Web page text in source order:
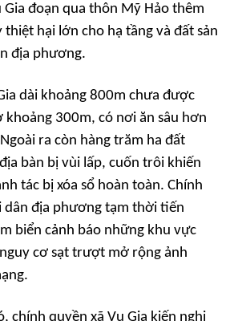
Gia đoạn qua thôn Mỹ Hảo thêm
hại lớn cho hạ tầng và đất sản
địa phương.
dài khoảng 800m chưa được
khoảng 300m, có nơi ăn sâu hơn
ra còn hàng trăm ha đất
bàn bị vùi lấp, cuốn trôi khiến
tác bị xóa sổ hoàn toàn. Chính
dân địa phương tạm thời tiến
biển cảnh báo những khu vực
cơ sạt trượt mở rộng ảnh
chính quyền xã Vu Gia kiến nghị